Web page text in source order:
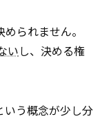
られません。
いし、決める権
いう概念が少し分